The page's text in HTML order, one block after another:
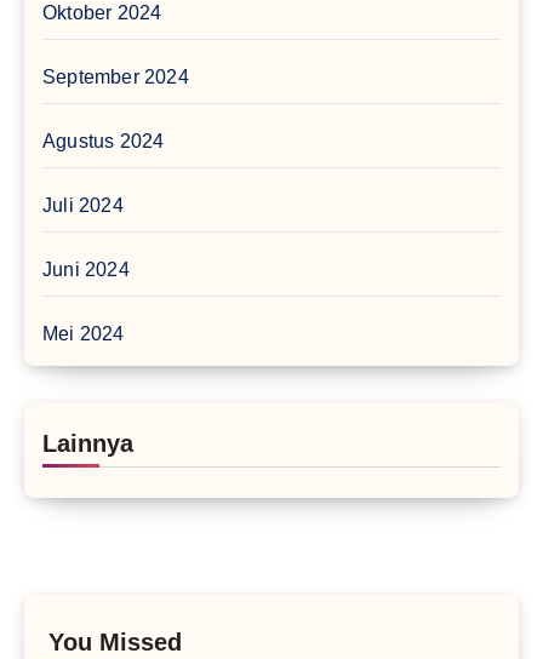
Oktober 2024
September 2024
Agustus 2024
Juli 2024
Juni 2024
Mei 2024
Lainnya
You Missed